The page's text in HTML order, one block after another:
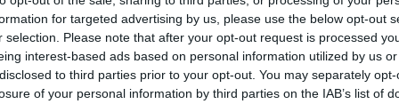
for targeted advertising by us, please use the below opt-out
selection. Please note that after your opt-out request is processed
interest-based ads based on personal information utilized by us
to third parties prior to your opt-out. You may separately
of your personal information by third parties on the IAB’s list of